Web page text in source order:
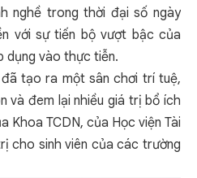
nghề trong thời đại số ngày
với sự tiến bộ vượt bậc của
dụng vào thực tiễn.
tạo ra một sân chơi trí tuệ,
và đem lại nhiều giá trị bổ ích
Khoa TCDN, của Học viện Tài
cho sinh viên của các trường